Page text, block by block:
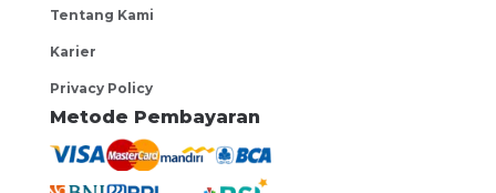
Tentang Kami
Karier
Privacy Policy
Metode Pembayaran